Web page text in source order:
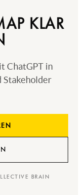
KLAR
ChatGPT in
Stakeholder
BRAIN